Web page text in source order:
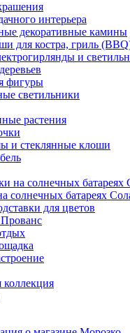
интерьера
декоративные камины
для костра, гриль
и
фигуры
светильники
растения
и стеклянные клоши
на солнечных батареях
солнечных батареях
для цветов
коллекция